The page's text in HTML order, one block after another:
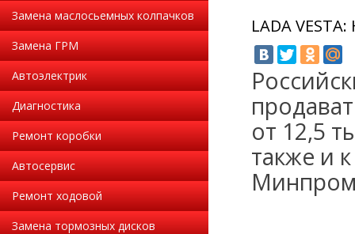
Замена маслосьемных колпачков
Замена ГРМ
Автоэлектрик
Диагностика
Ремонт коробки
Автосервис
Ремонт ходовой
Замена тормозных дисков
LADA
от 12,5
также и